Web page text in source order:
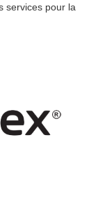
services pour la